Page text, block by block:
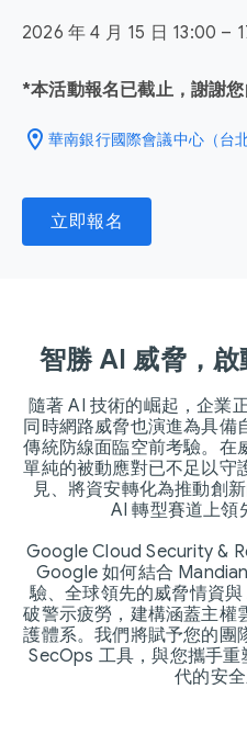
2026 年 4 月 15 日 13:00 –
*本活動報名已截止，謝謝您
location_on 華南銀行國際會議中心（台
立即報名
智勝 AI 威脅，
隨著 AI 技術的崛起，企業
同時網路威脅也演進為具備
傳統防線面臨空前考驗。在
單純的被動應對已不足以守
見、將資安轉化為推動創
AI 轉型賽道上領
Google Cloud Security &
Google 如何結合
驗、全球領先的威脅情資
破警示疲勞，建構涵蓋主權
護體系。我們將賦予您的團
SecOps 工具，與您攜手
代的安全